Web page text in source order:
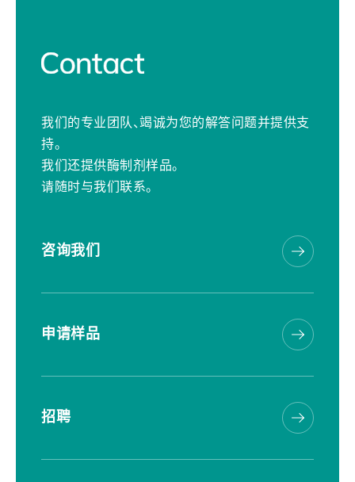
我们的专业团队、竭诚为您的解答问题并提供支
持。
我们还提供酶制剂样品。
请随时与我们联系。
咨询我们
申请样品
招聘